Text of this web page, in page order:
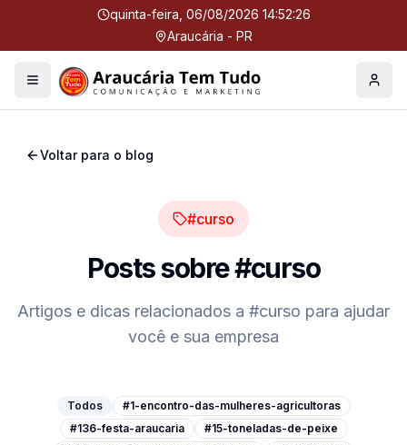
quinta-feira, 06/08/2026 14:52:26
Araucária - PR
Menu Perfil
Voltar para o blog
#curso
Posts sobre#curso
Artigos e dicas relacionados a #curso para ajudar
você e sua empresa
Todos
#1-encontro-das-mulheres-agricultoras
#136-festa-araucaria
#15-toneladas-de-peixe